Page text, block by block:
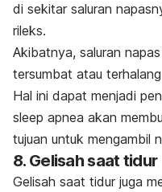
di sekitar saluran
rileks.
Akibatnya, saluran
tersumbat atau
Hal ini dapat menjadi
sleep apnea akan
tujuan untuk mengambil
8. Gelisah saat tidur
Gelisah saat tidur juga